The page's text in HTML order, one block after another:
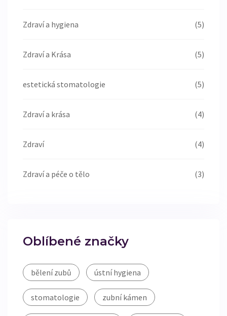
Zdraví a hygiena (5)
Zdraví a Krása (5)
estetická stomatologie (5)
Zdraví a krása (4)
Zdraví (4)
Zdraví a péče o tělo (3)
Oblíbené značky
bělení zubů ústní hygiena
stomatologie zubní kámen